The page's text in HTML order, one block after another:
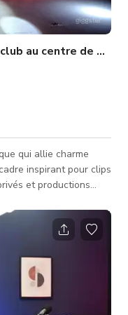
Espace industriel de concert & club au centre de Paris
qui allie charme
inspirant pour clips
et productions
élégant, offrant
pour sublimer toute